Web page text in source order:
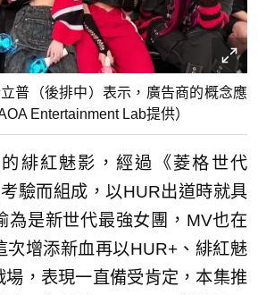
普（後排中）表示，廣告商的概念應
Entertainment Lab提供）
緋紅魅影，經過《菱格世代
驗而組成，以HUR出道時就具
為是新世代最強女團，MV也在
次增添新血再以HUR+、緋紅魅
場，表現一直備受肯定，本集推